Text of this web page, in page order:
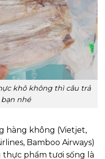
khô không thì câu trả
nhé
hàng không (Vietjet,
Bamboo Airways)
phẩm tươi sống là